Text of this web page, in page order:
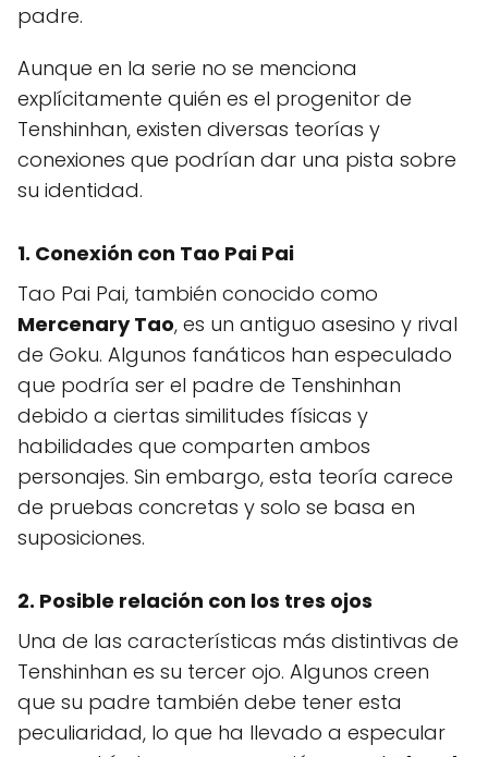
padre.
Aunque en la serie no se menciona
explícitamente quién es el progenitor de
Tenshinhan, existen diversas teorías y
conexiones que podrían dar una pista sobre
su identidad.
1. Conexión con Tao Pai Pai
Tao Pai Pai, también conocido como
Mercenary Tao, es un antiguo asesino y rival
de Goku. Algunos fanáticos han especulado
que podría ser el padre de Tenshinhan
debido a ciertas similitudes físicas y
habilidades que comparten ambos
personajes. Sin embargo, esta teoría carece
de pruebas concretas y solo se basa en
suposiciones.
2. Posible relación con los tres ojos
Una de las características más distintivas de
Tenshinhan es su tercer ojo. Algunos creen
que su padre también debe tener esta
peculiaridad, lo que ha llevado a especular